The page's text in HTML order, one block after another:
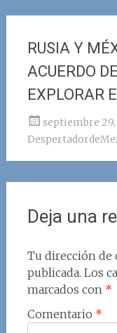
RUSIA Y
ACUERDO
EXPLORAR
septiembre 29,
Deja una
Tu dirección de
publicada. Los
marcados con *
Comentario *